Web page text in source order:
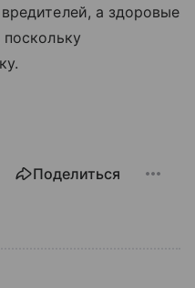
а здоровые
Поделиться